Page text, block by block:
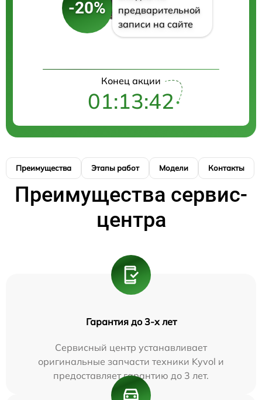
-20%
предварительной
записи на сайте
Конец акции
01:13:42
Преимущества Этапы работ Модели Контакты
Преимущества сервис-
центра
Гарантия до 3-х лет
Сервисный центр устанавливает
оригинальные запчасти техники Kyvol и
предоставляет гарантию до 3 лет.